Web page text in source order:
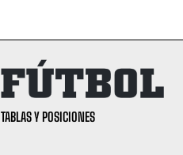
TABLAS Y POSICIONES